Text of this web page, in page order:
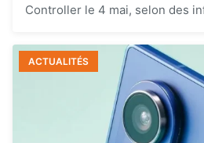
Controller le 4 mai, selon des
ACTUALITÉS